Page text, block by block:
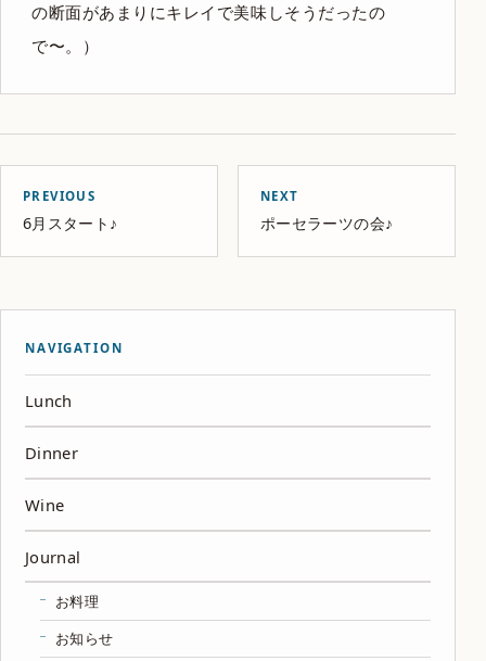
の断面があまりにキレイで美味しそうだったの
で〜。）
PREVIOUS
6月スタート♪
NEXT
ポーセラーツの会♪
NAVIGATION
Lunch
Dinner
Wine
Journal
お料理
お知らせ